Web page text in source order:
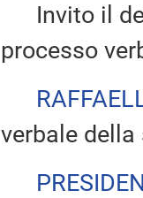
Invito il
processo
verbale